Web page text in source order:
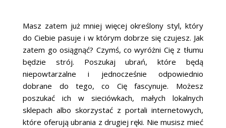
Masz zatem już mniej więcej określony styl, który
do Ciebie pasuje i w którym dobrze się czujesz. Jak
zatem go osiągnąć? Czymś, co wyróżni Cię z tłumu
będzie strój. Poszukaj ubrań, które będą
niepowtarzalne i jednocześnie odpowiednio
dobrane do tego, co Cię fascynuje. Możesz
poszukać ich w sieciówkach, małych lokalnych
sklepach albo skorzystać z portali internetowych,
które oferują ubrania z drugiej ręki. Nie musisz mieć